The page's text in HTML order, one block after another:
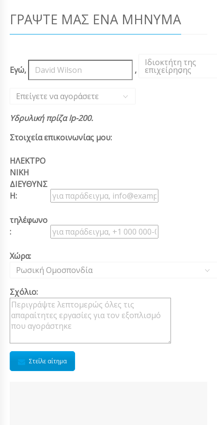
ΓΡΆΨΤΕ ΜΑΣ ΈΝΑ ΜΉΝΥΜΑ
Εγώ, ,
Ιδιοκτήτη της
επιχείρησης
,
Επείγετε να αγοράσετε
Υδρυλική πρίζα lp-200.
Στοιχεία επικοινωνίας μου:
ΗΛΕΚΤΡΟ
ΝΙΚΗ
ΔΙΕΥΘΥΝΣ
Η:
τηλέφωνο
:
Χώρα:
Ρωσική Ομοσπονδία
Σχόλιο:
Στείλε αίτημα